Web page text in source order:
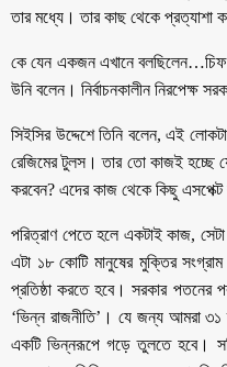
তার মধ্যে। তার কাছ থেকে প্রত্যাশা
কে যেন একজন এখানে বলছিলেন…চিফ
উনি বলেন। নির্বাচনকালীন নিরপেক্ষ
সিইসির উদ্দেশে তিনি বলেন, এই
রেজিমের টুলস। তার তো কাজই হচ্ছে
করবেন? এদের কাজ থেকে কিছু
পরিত্রাণ পেতে হলে একটাই কাজ,
এটা ১৮ কোটি মানুষের মুক্তির
প্রতিষ্ঠা করতে হবে। সরকার পতনের
‘ভিন্ন রাজনীতি’। যে জন্য আমরা ৩১
একটি ভিন্নরূপে গড়ে তুলতে হবে।